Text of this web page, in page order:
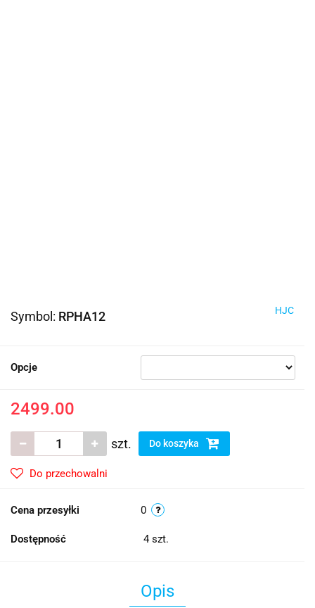
Symbol: RPHA12 HJC
Opcje
2499.00
szt. Do koszyka
Do przechowalni
Cena przesyłki 0
Dostępność 4 szt.
Opis